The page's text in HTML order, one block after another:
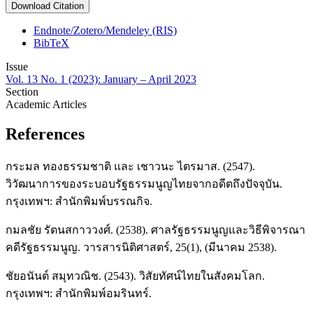
Download Citation
Endnote/Zotero/Mendeley (RIS)
BibTeX
Issue
Vol. 13 No. 1 (2023): January – April 2023
Section
Academic Articles
References
กระมล ทองธรรมชาติ และ เชาวนะ ไตรมาส. (2547).
วิวัฒนาการของระบอบรัฐธรรมนูญไทยจากอดีตถึงปัจจุบัน.
กรุงเทพฯ: สำนักพิมพ์บรรณกิจ.
กมลชัย รัตนสกาววงศ์. (2538). ศาลรัฐธรรมนูญและวิธีพิจารณา
คดีรัฐธรรมนูญ. วารสารนิติศาสตร์, 25(1), (มีนาคม 2538).
ชัยอนันต์ สมุทวณิช. (2543). วิสัยทัศน์ไทยในสังคมโลก.
กรุงเทพฯ: สำนักพิมพ์อมรินทร์.